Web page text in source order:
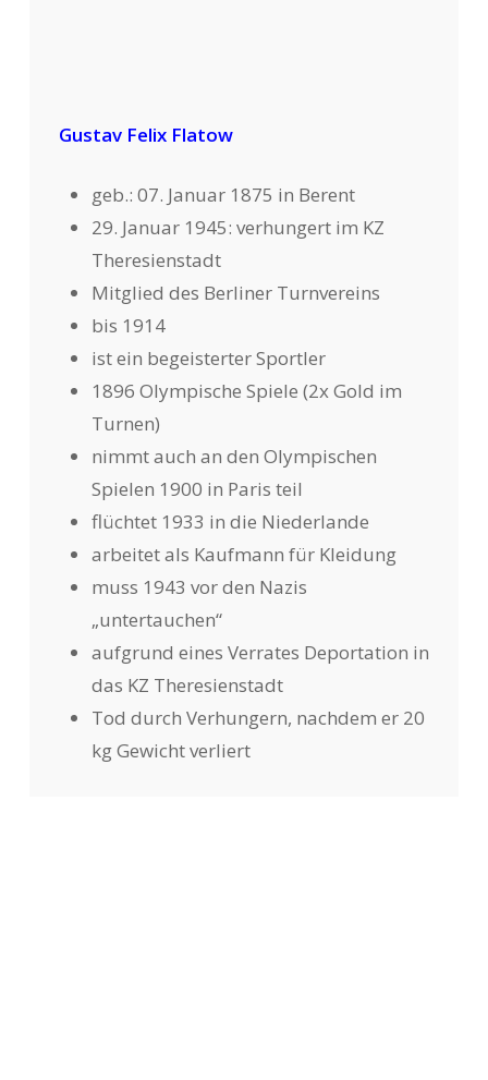
Gustav Felix Flatow
geb.: 07. Januar 1875 in Berent
29. Januar 1945: verhungert im KZ
Theresienstadt
Mitglied des Berliner Turnvereins
bis 1914
ist ein begeisterter Sportler
1896 Olympische Spiele (2x Gold im
Turnen)
nimmt auch an den Olympischen
Spielen 1900 in Paris teil
flüchtet 1933 in die Niederlande
arbeitet als Kaufmann für Kleidung
muss 1943 vor den Nazis
„untertauchen“
aufgrund eines Verrates Deportation in
das KZ Theresienstadt
Tod durch Verhungern, nachdem er 20
kg Gewicht verliert